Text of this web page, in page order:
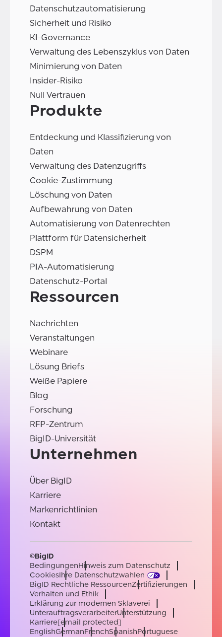
Datenschutzautomatisierung
Sicherheit und Risiko
KI-Governance
Verwaltung des Lebenszyklus von Daten
Minimierung von Daten
Insider-Risiko
Null Vertrauen
Produkte
Entdeckung und Klassifizierung von
Daten
Verwaltung des Datenzugriffs
Cookie-Zustimmung
Löschung von Daten
Aufbewahrung von Daten
Automatisierung von Datenrechten
Plattform für Datensicherheit
DSPM
PIA-Automatisierung
Datenschutz-Portal
Ressourcen
Nachrichten
Veranstaltungen
Webinare
Lösung Briefs
Weiße Papiere
Blog
Forschung
RFP-Zentrum
BigID-Universität
Unternehmen
Über BigID
Karriere
Markenrichtlinien
Kontakt
©BigID
BedingungenHinweis zum Datenschutz
CookiesIhre Datenschutzwahlen
BigID Rechtliche RessourcenZertifizierungen
Verhalten und Ethik
Erklärung zur modernen Sklaverei
UnterauftragsverarbeiterUnterstützung
Karriere[email protected]
EnglishGermanFrenchSpanishPortuguese